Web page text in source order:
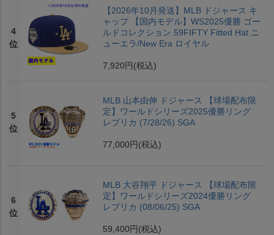
4
位
【2026年10月発送】MLB ドジャース キ
ャップ 【国内モデル】WS2025優勝 ゴー
ルドコレクション 59FIFTY Fitted Hat ニ
ューエラ/New Era ロイヤル
7,920円 (税込)
5
位
MLB 山本由伸 ドジャース 【球場配布限
定】ワールドシリーズ2025優勝リング
レプリカ (7/28/26) SGA
77,000円 (税込)
6
位
MLB 大谷翔平 ドジャース 【球場配布限
定】ワールドシリーズ2024優勝リング
レプリカ (08/06/25) SGA
59,400円 (税込)